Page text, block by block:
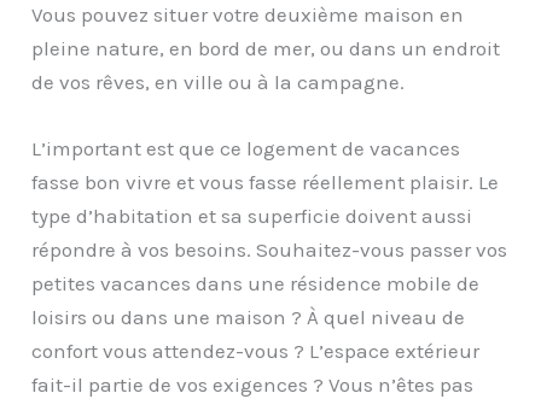
Vous pouvez situer votre deuxième maison en
pleine nature, en bord de mer, ou dans un endroit
de vos rêves, en ville ou à la campagne.
L’important est que ce logement de vacances
fasse bon vivre et vous fasse réellement plaisir. Le
type d’habitation et sa superficie doivent aussi
répondre à vos besoins. Souhaitez-vous passer vos
petites vacances dans une résidence mobile de
loisirs ou dans une maison ? À quel niveau de
confort vous attendez-vous ? L’espace extérieur
fait-il partie de vos exigences ? Vous n’êtes pas